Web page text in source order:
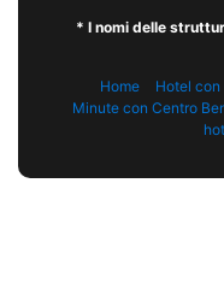
* I nomi delle
Home Hotel con
Minute con Centro